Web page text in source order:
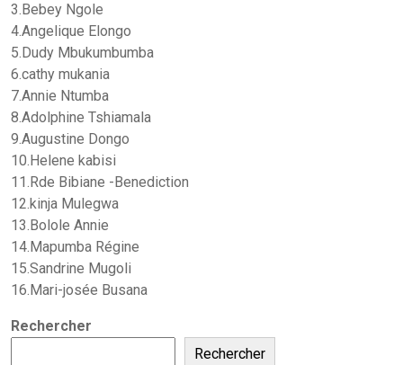
3.Bebey Ngole
4.Angelique Elongo
5.Dudy Mbukumbumba
6.cathy mukania
7.Annie Ntumba
8.Adolphine Tshiamala
9.Augustine Dongo
10.Helene kabisi
11.Rde Bibiane -Benediction
12.kinja Mulegwa
13.Bolole Annie
14.Mapumba Régine
15.Sandrine Mugoli
16.Mari-josée Busana
Rechercher
Rechercher